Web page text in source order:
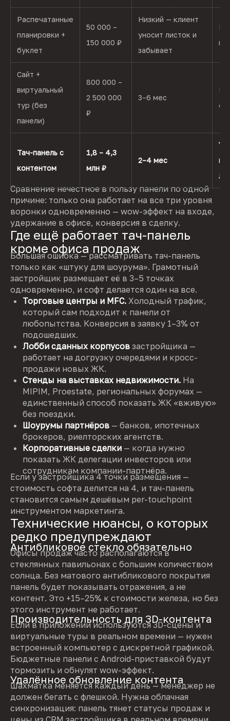
Распечатанные
планировки +
буклет
50 000 –
150 000 ₽
Низкий — клиент
уносит листок и
забывает
Сайт +
виртуальный
тур (без
панели)
800 000 –
2 500 000
₽
3–6 мес
Тач-панель с
контентом
1,8 – 4,3
млн ₽
2–4 мес
Сравнение нечестное в пользу панели по одной
причине: только она работает на все три уровня
воронки одновременно — wow-эффект на входе,
удержание в офисе, конверсия в сделку.
Где ещё работает тач-панель
кроме офиса продаж
Большая ошибка — рассматривать тач-панель
только как «штуку для шоурума». Грамотный
застройщик размещает её в 3–5 точках
одновременно, и софт делается один на все.
Торговые центры и MFC. Холодный трафик,
который сам подходит к панели от
любопытства. Конверсия в заявку 1–3% от
подошедших.
Лобби сданных корпусов застройщика —
работает на догрузку очередями и кросс-
продажи новых ЖК.
Стенды на выставках недвижимости. На
MIPIM, Proestate, региональных форумах —
единственный способ показать ЖК «вживую»
без поездки.
Шоурумы партнёров — банков, ипотечных
брокеров, риелторских агентств.
Корпоративные сделки — когда нужно
показать ЖК делегации инвесторов или
сотрудникам компании-партнёра.
Если у застройщика 4 точки размещения —
стоимость софта делится на 4, и тач-панель
становится самым дешёвым per-touchpoint
инструментом маркетинга.
Технические нюансы, о которых
редко предупреждают
Антибликовое стекло обязательно
Офисы продаж часто располагаются в
стеклянных павильонах с большим количеством
солнца. Без матового антибликового покрытия
панель будет показывать отражения, а не
контент. Это +15–25% к стоимости железа, но без
этого инструмент не работает.
Производительность для 3D-контента
Если в приложении используются 3D-сцены и
виртуальные туры в реальном времени — нужен
встроенный компьютер с дискретной графикой.
Бюджетные панели с Android-приставкой будут
тормозить и обнулят wow-эффект.
Удалённое обновление контента
Шахматка меняется каждый день — менеджер не
должен бегать с флешкой. Нужна облачная
синхронизация: панель тянет статусы продаж и